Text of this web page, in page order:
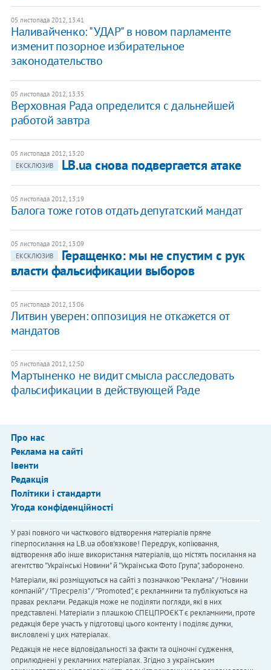
05 листопада 2012, 13:41
Наливайченко: "УДАР" в новом парламенте
изменит позорное избирательное
законодательство
05 листопада 2012, 13:35
Верховная Рада определится с дальнейшей
работой завтра
05 листопада 2012, 13:20
ЕКСКЛЮЗИВ
LB.ua снова подвергается атаке
05 листопада 2012, 13:19
Балога тоже готов отдать депутатский мандат
05 листопада 2012, 13:09
ЕКСКЛЮЗИВ
Геращенко: мы не спустим с рук
власти фальсификации выборов
05 листопада 2012, 13:06
Литвин уверен: оппозиция не откажется от
мандатов
05 листопада 2012, 12:50
Мартыненко не видит смысла расследовать
фальсификации в действующей Раде
Про нас
Реклама на сайті
Івенти
Редакція
Політики і стандарти
Угода конфіденційності
У разі повного чи часткового відтворення матеріалів пряме
гіперпосилання на LB.ua обов'язкове! Передрук, копіювання,
відтворення або інше використання матеріалів, що містять посилання на
агентство "Українськi Новини" й "Українська Фото Група", заборонено.
Матеріали, які розміщуються на сайті з позначкою "Реклама" / "Новини
компаній" / "Пресреліз" / "Promoted", є рекламними та публікуються на
правах реклами. Редакція може не поділяти погляди, які в них
представлені. Матеріали з плашкою СПЕЦПРОЄКТ є рекламними, проте
редакція бере участь у підготовці цього контенту і поділяє думки,
висловлені у цих матеріалах.
Редакція не несе відповідальності за факти та оціночні судження,
оприлюднені у рекламних матеріалах. Згідно з українським